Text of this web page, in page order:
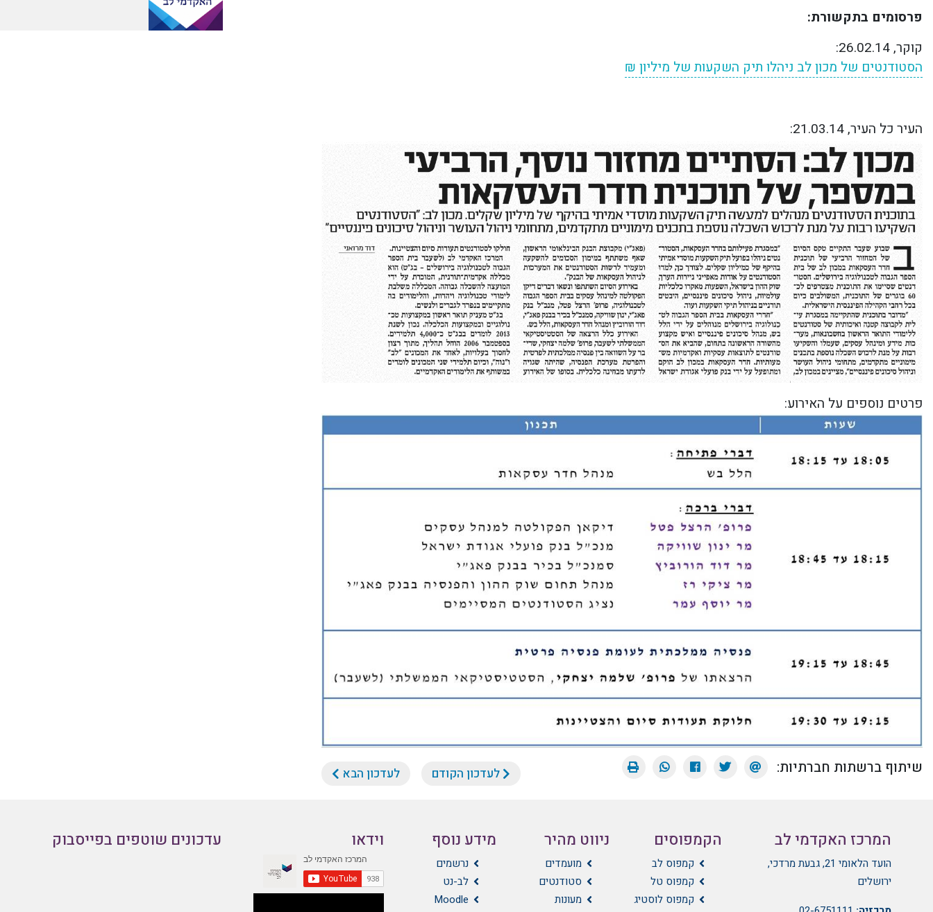
פרסומים בתקשורת:
קוקר, 26.02.14:
הסטודנטים של מכון לב ניהלו תיק השקעות של מיליון ₪
העיר כל העיר, 21.03.14:
פרטים נוספים על האירוע:
שיתוף ברשתות חברתיות: לעדכון הקודם לעדכון הבא
המרכז האקדמי לב
הועד הלאומי 21, גבעת מרדכי,
ירושלים
הקמפוסים
קמפוס לב
קמפוס טל
קמפוס לוסטיג
ניווט מהיר
מועמדים
סטודנטים
מעונות
מידע נוסף
נרשמים
לב-נט
Moodle
וידאו עדכונים שוטפים בפייסבוק